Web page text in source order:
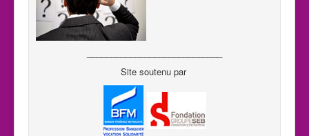
Site soutenu par